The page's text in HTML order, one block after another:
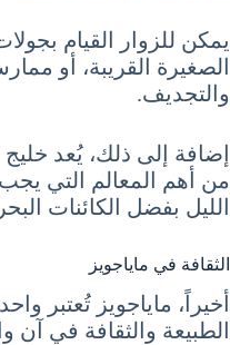
يمكن للزوار القيام
الصغيرة القريبة، أو
والتجديف.
إضافة إلى ذلك، يُعد
من أهم المعالم التي
الليل بفضل الكائنات
الثقافة في ماياجويز
أخيراً، ماياجويز تُعتبر
الطبيعة والثقافة في آن